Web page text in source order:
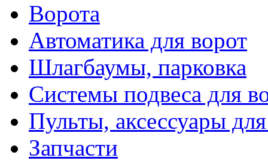
Ворота
Автоматика для ворот
Шлагбаумы, парковка
Системы подвеса для
Пульты, аксессуары
Запчасти